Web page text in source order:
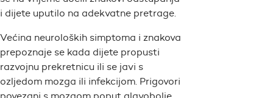
i dijete uputilo na adekvatne pretrage.
Većina neuroloških simptoma i znakova
prepoznaje se kada dijete propusti
razvojnu prekretnicu ili se javi s
ozljedom mozga ili infekcijom. Prigovori